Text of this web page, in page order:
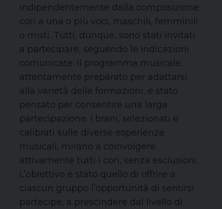
indipendentemente dalla composizione:
cori a una o più voci, maschili, femminili
o misti. Tutti, dunque, sono stati invitati
a partecipare, seguendo le indicazioni
comunicate. Il programma musicale,
attentamente preparato per adattarsi
alla varietà delle formazioni, è stato
pensato per consentire una larga
partecipazione. I brani, selezionati e
calibrati sulle diverse esperienze
musicali, mirano a coinvolgere
attivamente tutti i cori, senza esclusioni.
L’obiettivo è stato quello di offrire a
ciascun gruppo l’opportunità di sentirsi
partecipe, a prescindere dal livello di